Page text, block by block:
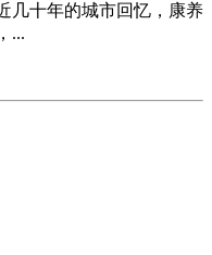
几十年的城市回忆，康养
...